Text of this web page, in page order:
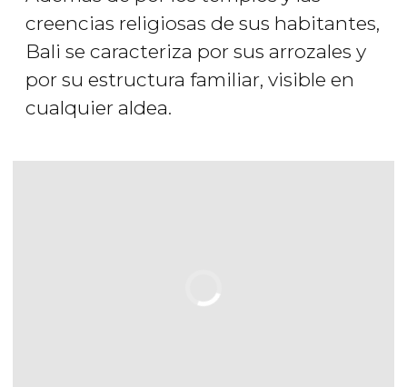
creencias religiosas de sus habitantes,
Bali se caracteriza por sus arrozales y
por su estructura familiar, visible en
cualquier aldea.